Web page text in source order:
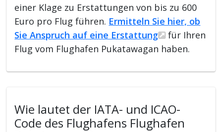
einer Klage zu Erstattungen von bis zu 600
Euro pro Flug führen. Ermitteln Sie hier, ob
Sie Anspruch auf eine Erstattung
für Ihren
Flug vom Flughafen Pukatawagan haben.
Wie lautet der IATA- und ICAO-
Code des Flughafens Flughafen